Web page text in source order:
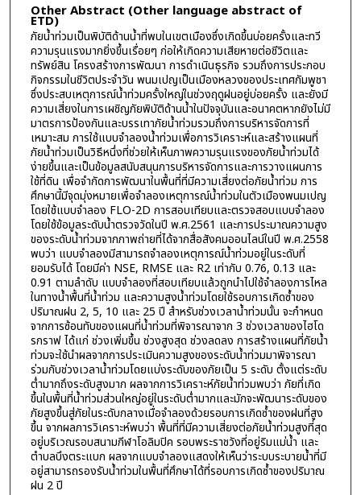
Other Abstract (Other language abstract of
ETD)
ภัยน้ำท่วมเป็นพิบัติด้านน้ำที่พบในเขตเมืองซึ่งเกิดขึ้นบ่อยครั้งและทวี
ความรุนแรงมากยิ่งขึ้นเรื่อยๆ ก่อให้เกิดความเสียหายต่อชีวิตและ
ทรัพย์สิน โครงสร้างการพัฒนา การดำเนินธุรกิจ รวมถึงการประกอบ
กิจกรรมในชีวิตประจำวัน พนมเปญเป็นเมืองหลวงของประเทศกัมพูชา
ซึ่งประสบเหตุการณ์น้ำท่วมครั้งใหญ่ในช่วงฤดูฝนอยู่บ่อยครั้ง และยังมี
ความเสี่ยงในการเผชิญภัยพิบัติด้านน้ำในปัจจุบันและอนาคตหากยังไม่มี
มาตรการป้องกันและบรรเทาภัยน้ำท่วมรวมถึงการบริหารจัดการที่
เหมาะสม การใช้แบบจำลองน้ำท่วมเพื่อการวิเคราะห์และสร้างแผนที่
ภัยน้ำท่วมเป็นวิธีหนึ่งที่ช่วยให้เห็นภาพความรุนแรงของภัยน้ำท่วมได้
ง่ายขึ้นและเป็นข้อมูลสนับสนุนการบริหารจัดการและการวางแผนการ
ใช้ที่ดิน เพื่อจำกัดการพัฒนาในพื้นที่ที่มีความเสี่ยงต่อภัยน้ำท่วม การ
ศึกษานี้มีจุดมุ่งหมายเพื่อจำลองเหตุการณ์น้ำท่วมในตัวเมืองพนมเปญ
โดยใช้แบบจำลอง FLO-2D การสอบเทียบและตรวจสอบแบบจำลอง
โดยใช้ข้อมูลระดับน้ำตรวจวัดในปี พ.ศ.2561 และการประมาณความสูง
ของระดับน้ำท่วมจากภาพถ่ายที่ได้จากสื่อสังคมออนไลน์ในปี พ.ศ.2558
พบว่า แบบจำลองมีสามารถจำลองเหตุการณ์น้ำท่วมอยู่ในระดับที่
ยอมรับได้ โดยมีค่า NSE, RMSE และ R2 เท่ากับ 0.76, 0.13 และ
0.91 ตามลำดับ แบบจำลองที่สอบเทียบแล้วถูกนำไปใช้จำลองการไหล
ในทางน้ำพื้นที่น้ำท่วม และความสูงน้ำท่วมโดยใช้รอบการเกิดซ้ำของ
ปริมาณฝน 2, 5, 10 และ 25 ปี สำหรับช่วงเวลาน้ำท่วมนั้น จะกำหนด
จากการซ้อนทับของแผนที่น้ำท่วมที่พิจารณาจาก 3 ช่วงเวลาของไฮโด
รกราฟ ได้แก่ ช่วงเพิ่มขึ้น ช่วงสูงสุด ช่วงลดลง การสร้างแผนที่ภัยน้ำ
ท่วมจะใช้นำผลจากการประเมินความสูงของระดับน้ำท่วมมาพิจารณา
ร่วมกับช่วงเวลาน้ำท่วมโดยแบ่งระดับของภัยเป็น 5 ระดับ ตั้งแต่ระดับ
ต่ำมากถึงระดับสูงมาก ผลจากการวิเคราะห์ภัยน้ำท่วมพบว่า ภัยที่เกิด
ขึ้นในพื้นที่น้ำท่วมส่วนใหญ่อยู่ในระดับต่ำมากและมักจะพัฒนาระดับของ
ภัยสูงขึ้นสู่ภัยในระดับกลางเมื่อจำลองด้วยรอบการเกิดซ้ำของฝนที่สูง
ขึ้น จากผลการวิเคราะห์พบว่า พื้นที่ที่มีความเสี่ยงต่อภัยน้ำท่วมสูงที่สุด
อยู่บริเวณรอบสนามกีฬาโอลิมปิค รอบพระราชวังที่อยู่ริมแม่น้ำ และ
ตำบลบึงตระแบก ผลจากแบบจำลองแสดงให้เห็นว่าระบบระบายน้ำที่มี
อยู่สามารถรองรับน้ำท่วมในพื้นที่ศึกษาได้ที่รอบการเกิดซ้ำของปริมาณ
ฝน 2 ปี